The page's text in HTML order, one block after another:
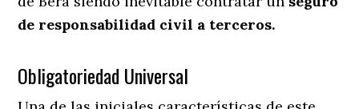
de responsabilidad civil a terceros.
Obligatoriedad Universal